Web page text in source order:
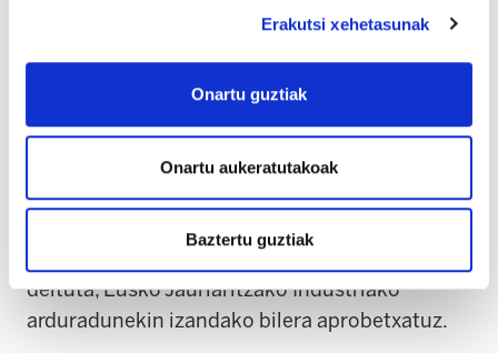
Erakutsi xehetasunak
Onartu guztiak
Onartu aukeratutakoak
Baztertu guztiak
kidetatik 5 kiderekin. Hurrengo bilera otsailaren
Urtarrilaren 9ak balio izan du Amurrioko
zentroko Tubos Reunidoseko langileek
deitutako grebarekin bat egin dezaten.
deituta, Eusko Jaurlaritzako Industriako
arduradunekin izandako bilera aprobetxatuz.